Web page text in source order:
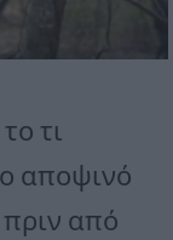
τι
αποψινό
πριν από